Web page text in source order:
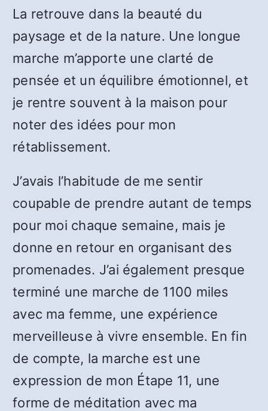
La retrouve dans la beauté du
paysage et de la nature. Une longue
marche m’apporte une clarté de
pensée et un équilibre émotionnel, et
je rentre souvent à la maison pour
noter des idées pour mon
rétablissement.
J’avais l’habitude de me sentir
coupable de prendre autant de temps
pour moi chaque semaine, mais je
donne en retour en organisant des
promenades. J’ai également presque
terminé une marche de 1100 miles
avec ma femme, une expérience
merveilleuse à vivre ensemble. En fin
de compte, la marche est une
expression de mon Étape 11, une
forme de méditation avec ma